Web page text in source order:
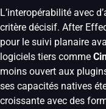
L’interopérabilité avec
critère décisif. After
pour le suivi planaire
logiciels tiers comme
moins ouvert aux
ses capacités natives
croissante avec des